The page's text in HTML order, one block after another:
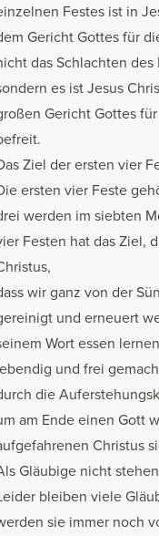
Festes ist in
Gericht Gottes für
das Schlachten
es ist Jesus
Gericht Gottes
Ziel der ersten vier
ersten vier Feste
werden im siebten
Festen hat das Ziel,
wir ganz von der
und erneuert
Wort essen
und frei
die
am Ende einen Gott
Christus
Gläubige nicht
bleiben viele
sie immer noch